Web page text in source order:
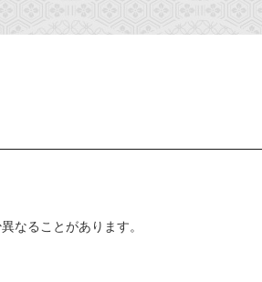
なることがあります。